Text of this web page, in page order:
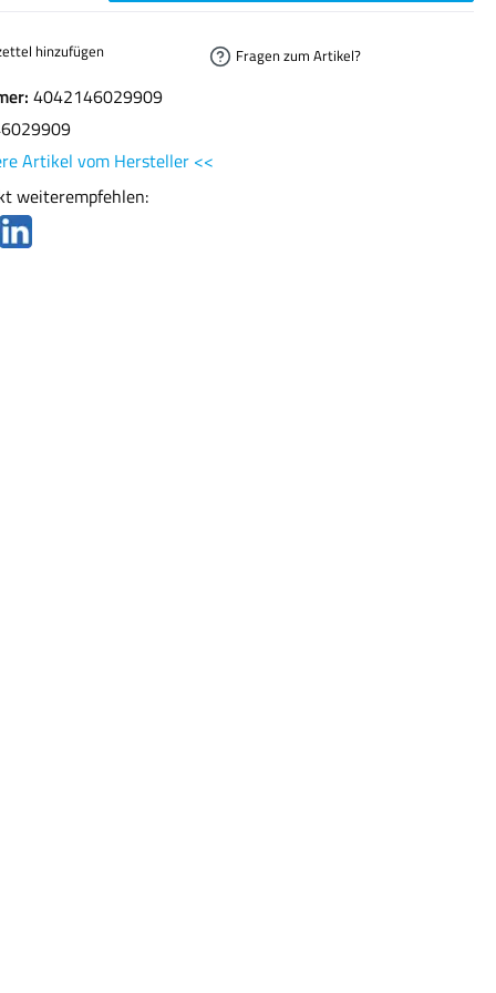
hinzufügen Fragen zum Artikel?
4042146029909
Artikel vom Hersteller <<
weiterempfehlen: